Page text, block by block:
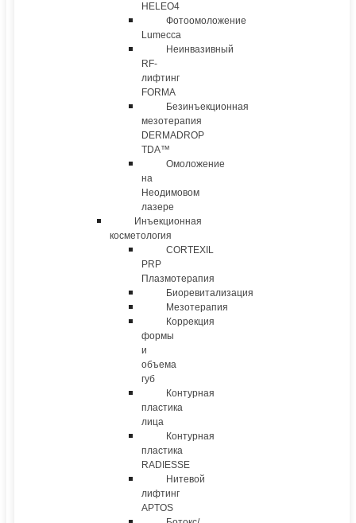
HELEO4
Фотоомоложение
Lumecca
Неинвазивный
RF-
лифтинг
FORMA
Безинъекционная
мезотерапия
DERMADROP
TDA™
Омоложение
на
Неодимовом
лазере
Инъекционная
косметология
CORTEXIL
PRP
Плазмотерапия
Биоревитализация
Мезотерапия
Коррекция
формы
и
объема
губ
Контурная
пластика
лица
Контурная
пластика
RADIESSE
Нитевой
лифтинг
APTOS